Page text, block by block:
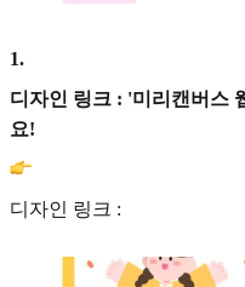
1.
디자인 링크 : '미리캔버스
요!
디자인 링크 :